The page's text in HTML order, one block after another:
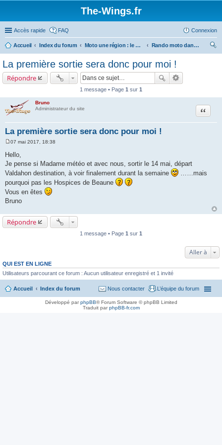
The-Wings.fr
Accès rapide FAQ Connexion
Accueil Index du forum Moto une région : le Haut Doubs
Rando moto dans le Haut Doubs
La première sortie sera donc pour moi !
Répondre
1 message • Page 1 sur 1
Bruno
Administrateur du site
La première sortie sera donc pour moi !
Citation
e
s
s
a
g
e
07 mai 2017, 18:38
Hello,
Je pense si Madame météo et avec nous, sortir le 14 mai, départ
Valdahon destination, à voir finalement durant la semaine
……mais
pourquoi pas les Hospices de Beaune
Vous en êtes
Bruno
Répondre
1 message • Page 1 sur 1
Aller à
QUI EST EN LIGNE
Utilisateurs parcourant ce forum : Aucun utilisateur enregistré et 1 invité
Accueil Index du forum L’équipe du forum
Nous contacter
Développé parphpBB® Forum Software © phpBB Limited
Traduit parphpBB-fr.com